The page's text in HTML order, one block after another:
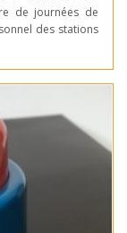
de journées de
des stations